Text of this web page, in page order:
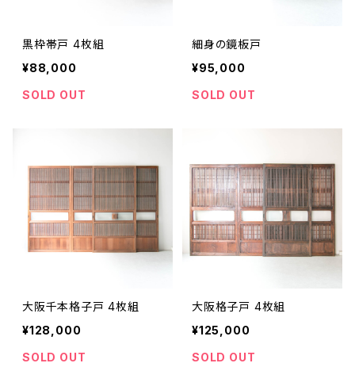
黒枠帯戸 4枚組
¥88,000
SOLD OUT
細身の鏡板戸
¥95,000
SOLD OUT
大阪千本格子戸 4枚組
¥128,000
SOLD OUT
大阪格子戸 4枚組
¥125,000
SOLD OUT